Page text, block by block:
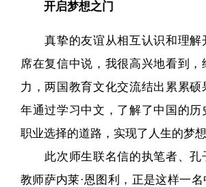
开启梦想之门
真挚的友谊从相互认识和理解
席在复信中说，我很高兴地看到，
力，两国教育文化交流结出累累硕
年通过学习中文，了解了中国的历
职业选择的道路，实现了人生的梦想
此次师生联名信的执笔者、孔
教师萨内莱·恩图利，正是这样一